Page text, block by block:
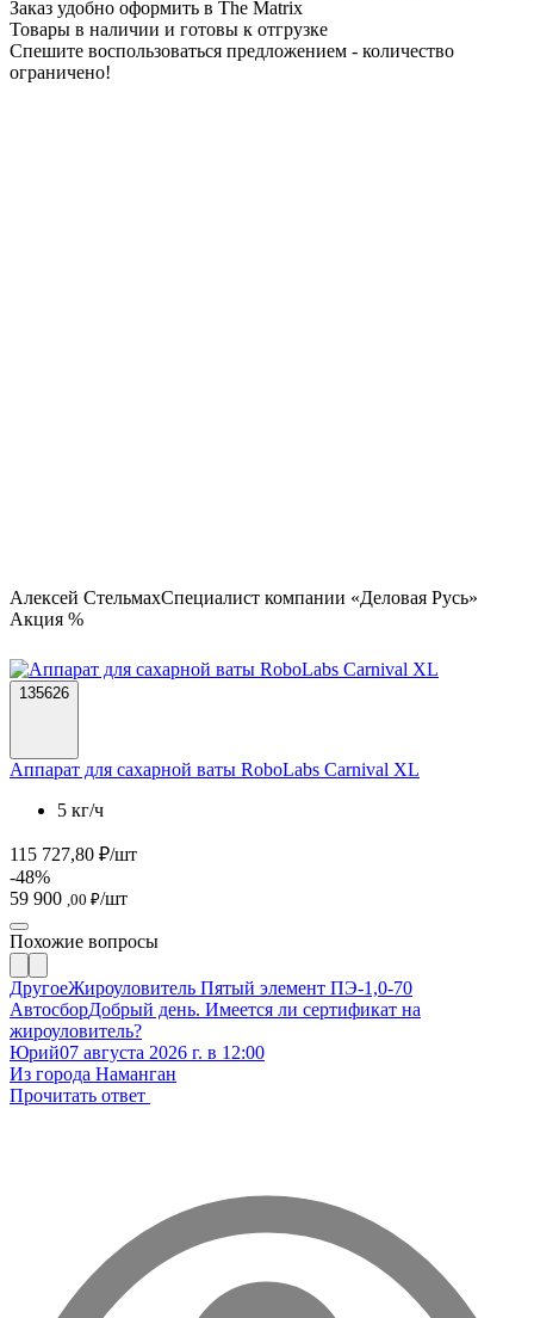
Заказ удобно оформить в The Matrix
Товары в наличии и готовы к отгрузке
Спешите воспользоваться предложением - количество
ограничено!
Алексей СтельмахСпециалист компании «Деловая Русь»
Акция %
135626
Аппарат для сахарной ваты RoboLabs Carnival XL
5 кг/ч
115 727,80 ₽/шт
-48%
59 900 ,00 ₽/шт
Похожие вопросы
ДругоеЖироуловитель Пятый элемент ПЭ-1,0-70
АвтосборДобрый день. Имеется ли сертификат на
жироуловитель?
Юрий07 августа 2026 г. в 12:00
Из города Наманган
Прочитать ответ